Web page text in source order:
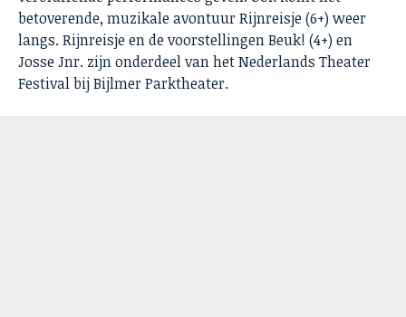
betoverende, muzikale avontuur Rijnreisje (6+) weer
langs. Rijnreisje en de voorstellingen Beuk! (4+) en
Josse Jnr. zijn onderdeel van het Nederlands Theater
Festival bij Bijlmer Parktheater.